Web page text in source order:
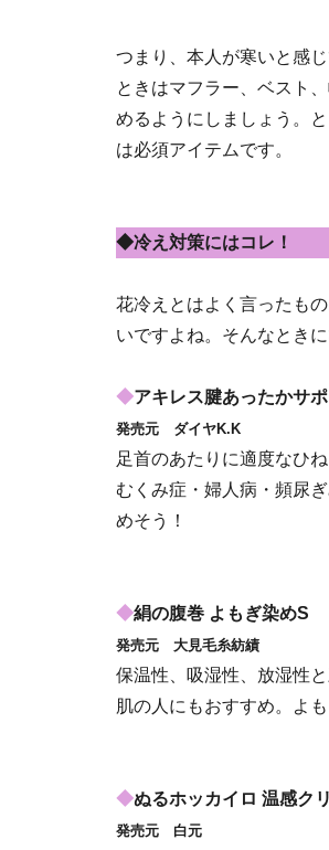
つまり、本人が寒いと感
ときはマフラー、ベスト
めるようにしましょう。
は必須アイテムです。
◆冷え対策にはコレ
花冷えとはよく言ったも
いですよね。そんなとき
◆アキレス腱あったかサ
発売元 ダイヤK.K
足首のあたりに適度なひ
むくみ症・婦人病・頻尿
めそう！
◆絹の腹巻 よもぎ染めS
発売元 大見毛糸紡績
保温性、吸湿性、放湿性
肌の人にもおすすめ。よ
◆ぬるホッカイロ 温感ク
発売元 白元